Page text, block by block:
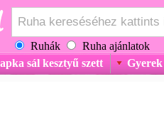
Ruhák Ruha ajánlatok
sál kesztyű szett Gyerek